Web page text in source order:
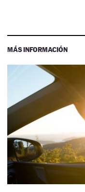
MÁS INFORMACIÓN